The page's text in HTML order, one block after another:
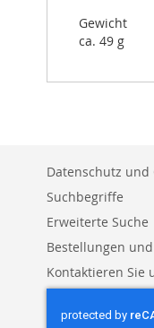
Gewicht
ca. 49 g
Datenschutz und
Suchbegriffe
Erweiterte Suche
Bestellungen
Kontaktieren Sie